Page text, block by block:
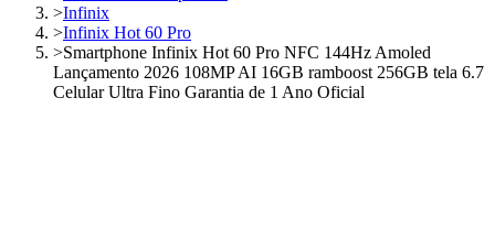
>Infinix
>Infinix Hot 60 Pro
>Smartphone Infinix Hot 60 Pro NFC 144Hz Amoled
Lançamento 2026 108MP AI 16GB ramboost 256GB tela 6.7
Celular Ultra Fino Garantia de 1 Ano Oficial